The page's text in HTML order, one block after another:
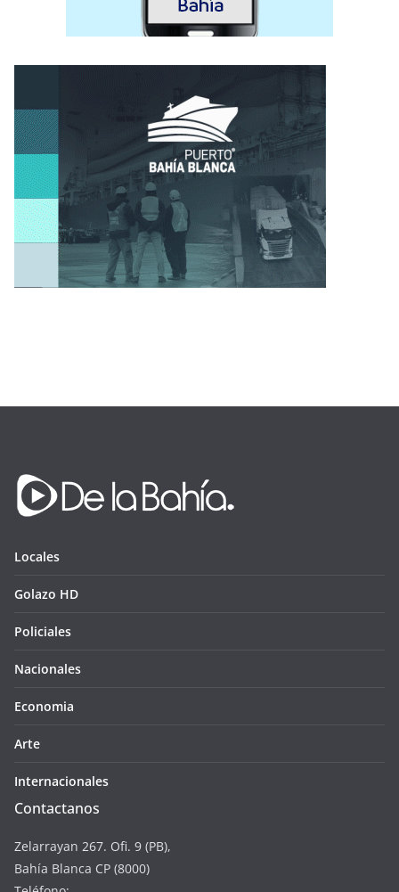
Locales
Golazo HD
Policiales
Nacionales
Economia
Arte
Internacionales
Contactanos
Zelarrayan 267. Ofi. 9 (PB),
Bahía Blanca CP (8000)